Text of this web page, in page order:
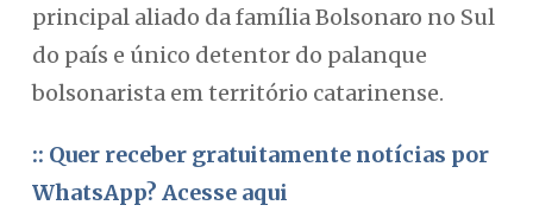
principal aliado da família Bolsonaro no Sul
do país e único detentor do palanque
bolsonarista em território catarinense.
:: Quer receber gratuitamente notícias por
WhatsApp? Acesse aqui